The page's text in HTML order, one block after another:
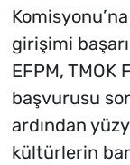
girişimi
EFPM, TMOK
başvurusu
ardından
kültürlerin